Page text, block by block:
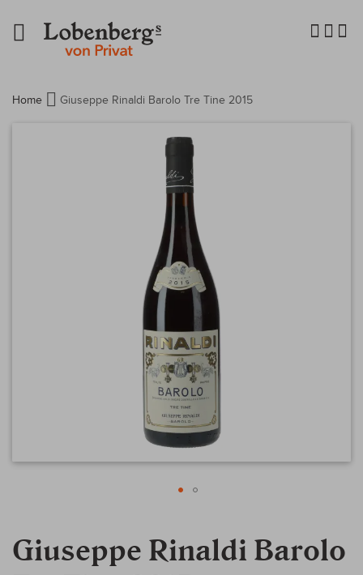
Navigation
umschalten
Home Giuseppe Rinaldi Barolo Tre Tine 2015
Giuseppe Rinaldi Barolo
der
Bildergalerie